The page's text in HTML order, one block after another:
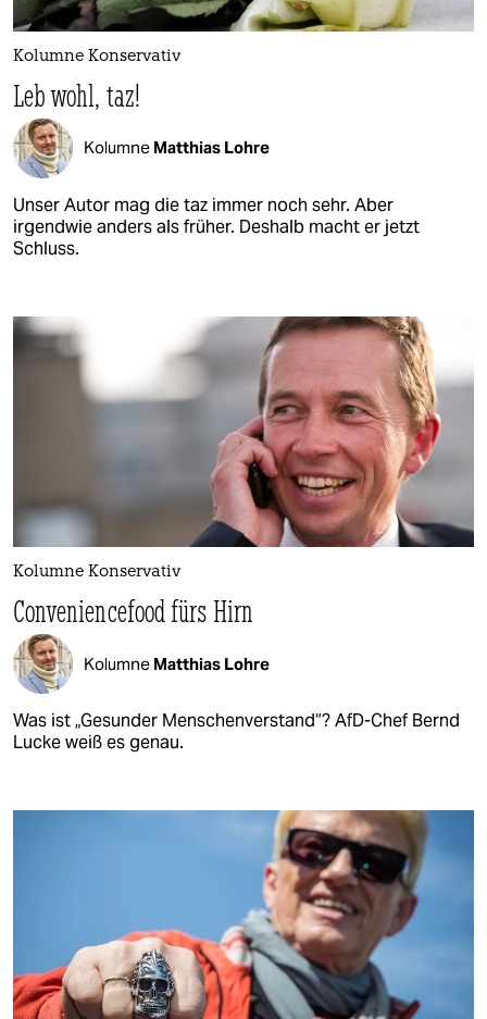
Kolumne Konservativ
Leb wohl, taz!
Kolumne Matthias Lohre
Unser Autor mag die taz immer noch sehr. Aber
irgendwie anders als früher. Deshalb macht er jetzt
Schluss.
Kolumne Konservativ
Conveniencefood fürs Hirn
Kolumne Matthias Lohre
Was ist „Gesunder Menschenverstand“? AfD-Chef Bernd
Lucke weiß es genau.